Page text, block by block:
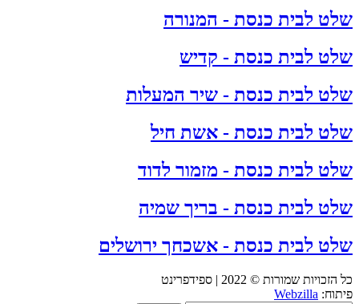
שלט לבית כנסת - המנורה
שלט לבית כנסת - קדיש
שלט לבית כנסת - שיר המעלות
שלט לבית כנסת - אשת חיל
שלט לבית כנסת - מזמור לדוד
שלט לבית כנסת - בריך שמיה
שלט לבית כנסת - אשכחך ירושלים
כל הזכויות שמורות © 2022 | ספידפרינט
פיתוח: Webzilla